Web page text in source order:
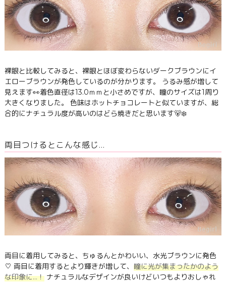
裸眼と比較してみると、裸眼とほぼ変わらないダークブラウンにイ
エローブラウンが発色しているのが分かります。 うるみ感が増して
見えます👀着色直径は13.0ｍｍと小さめですが、瞳のサイズは1周り
大きくなりました。 色味はホットチョコレートと似ていますが、総
合的にナチュラル度が高いのはどら焼きだと思います🐻‍❄️
両目つけるとこんな感じ…
両目に着用してみると、ちゅるんとかわいい、水光ブラウンに発色
♡ 両目に着用するとより輝きが増して、 瞳に光が集まったかのよう
な印象に…！ナチュラルなデザインが良いけどいつもよりおしゃれ